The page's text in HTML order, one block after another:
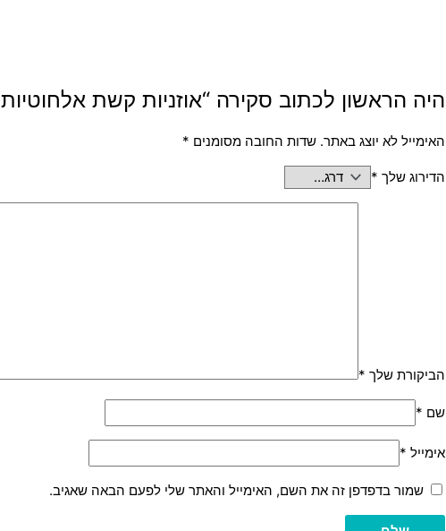
היה הראשון לכתוב סקירה “אוזניות קשת אלחוטיות Philips TAUH202BK – שחור”
האימייל לא יוצג באתר. שדות החובה מסומנים *
הדירוג שלך *
הביקורת שלך *
שם *
אימייל *
שמור בדפדפן זה את השם, האימייל והאתר שלי לפעם הבאה שאגיב.